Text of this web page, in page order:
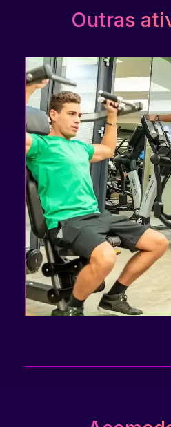
Outras
asfgsgsdbdsfchs hs dh
fhjdfvjd fhds fs hd fsh